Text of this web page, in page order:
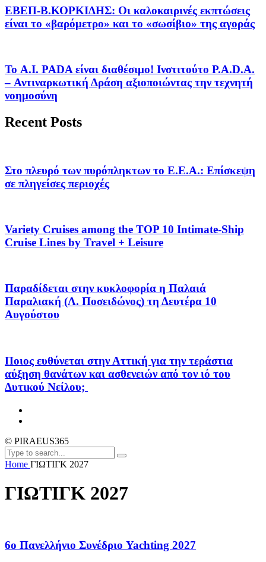
EΒΕΠ-Β.ΚΟΡΚΙΔΗΣ: Οι καλοκαιρινές εκπτώσεις
είναι το «βαρόμετρο» και το «σωσίβιο» της αγοράς
Το A.I. PADA είναι διαθέσιμο! Ινστιτούτο P.A.D.A.
– Αντιναρκωτική Δράση αξιοποιώντας την τεχνητή
νοημοσύνη
Recent Posts
Στο πλευρό των πυρόπληκτων το Ε.Ε.Α.: Επίσκεψη
σε πληγείσες περιοχές
Variety Cruises among the TOP 10 Intimate-Ship
Cruise Lines by Travel + Leisure
Παραδίδεται στην κυκλοφορία η Παλαιά
Παραλιακή (Λ. Ποσειδώνος) τη Δευτέρα 10
Αυγούστου
Ποιος ευθύνεται στην Αττική για την τεράστια
αύξηση θανάτων και ασθενειών από τον ιό του
Δυτικού Νείλου;
© PIRAEUS365
Home ΓΙΩΤΙΓΚ 2027
ΓΙΩΤΙΓΚ 2027
6ο Πανελλήνιο Συνέδριο Yachting 2027